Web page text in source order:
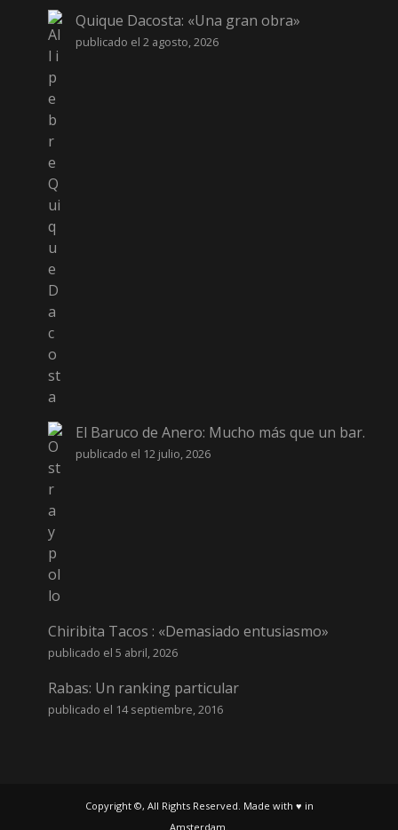
Quique Dacosta: «Una gran obra»
publicado el 2 agosto, 2026
El Baruco de Anero: Mucho más que un bar.
publicado el 12 julio, 2026
Chiribita Tacos : «Demasiado entusiasmo»
publicado el 5 abril, 2026
Rabas: Un ranking particular
publicado el 14 septiembre, 2016
Copyright ©, All Rights Reserved. Made with ♥ in
Amsterdam.